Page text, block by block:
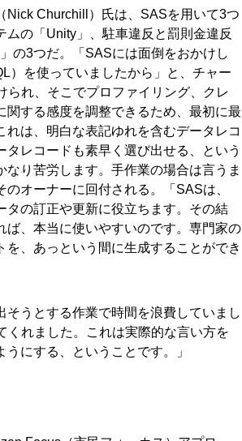
Nick Churchill）氏は、SASを用いて3つ
の「Unity」、駐車違反と罰則金違反
の3つだ。「SASには面倒をおかけし
）を使っていましたから」と、チャー
れ、そこでプロファイリング、クレ
関する感度を調整できるため、最初に最
は、明白な表記ゆれを含むデータレコ
レコードも素早く選び出せる、という
り苦労します。手作業の場合は言うま
オーナーに回付される。「SASは、
の訂正や更新に役立ちます。その結
、本当に使いやすいのです。専門家の
、あっという間に生成することができ
うとする作業で時間を浪費していまし
くれました。これは実際的な言い方を
にする、ということです。」